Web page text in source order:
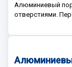
Алюминиевый
отверстиями.